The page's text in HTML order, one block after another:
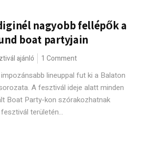
nagyobb fellépők a
boat partyjain
ajánló 1 Comment
lineuppal fut ki a Balaton
A fesztivál ideje alatt minden
Boat Party-kon szórakozhatnak
területén...